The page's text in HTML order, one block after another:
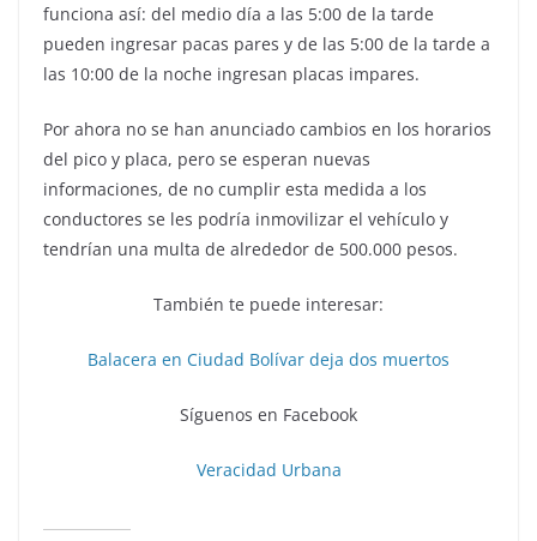
funciona así: del medio día a las 5:00 de la tarde
pueden ingresar pacas pares y de las 5:00 de la tarde a
las 10:00 de la noche ingresan placas impares.
Por ahora no se han anunciado cambios en los horarios
del pico y placa, pero se esperan nuevas
informaciones, de no cumplir esta medida a los
conductores se les podría inmovilizar el vehículo y
tendrían una multa de alrededor de 500.000 pesos.
También te puede interesar:
Balacera en Ciudad Bolívar deja dos muertos
Síguenos en Facebook
Veracidad Urbana